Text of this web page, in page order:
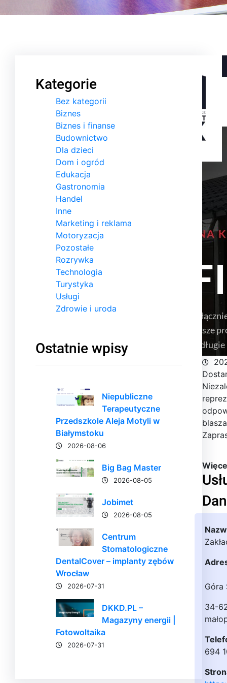
Kategorie
Bez kategorii
Biznes
Biznes i finanse
Budownictwo
Dla dzieci
Dom i ogród
Edukacja
Gastronomia
Handel
Inne
Marketing i reklama
Motoryzacja
Pozostałe
Rozrywka
Technologia
Turystyka
Usługi
Zdrowie i uroda
Ostatnie wpisy
Niepubliczne
Terapeutyczne
Przedszkole Aleja Motyli w
Białymstoku
2026-08-06
Big Bag Master
2026-08-05
Jobimet
2026-08-05
Centrum
Stomatologiczne
DentalCover – implanty zębów
Wrocław
2026-07-31
DKKD.PL –
Magazyny energii |
Fotowoltaika
2026-07-31
Góra
34-
694